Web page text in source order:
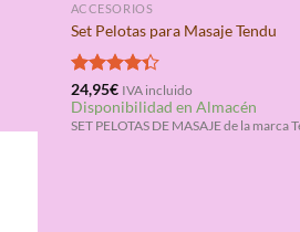
ACCESORIOS
Set Pelotas para Masaje Tendu
Valorado
con4.33
de 5
24,95€ IVA incluido
Disponibilidad en Almacén
SET PELOTAS DE MASAJE de la marca